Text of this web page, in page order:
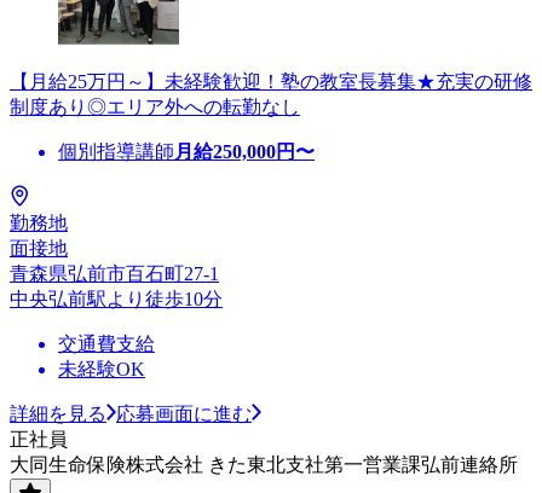
【月給25万円～】未経験歓迎！塾の教室長募集★充実の研修
制度あり◎エリア外への転勤なし
個別指導講師 月給250,000円〜
勤務地
面接地
青森県弘前市百石町27-1
中央弘前駅より徒歩10分
交通費支給
未経験OK
詳細を見る
応募画面に進む
正社員
大同生命保険株式会社 きた東北支社第一営業課弘前連絡所